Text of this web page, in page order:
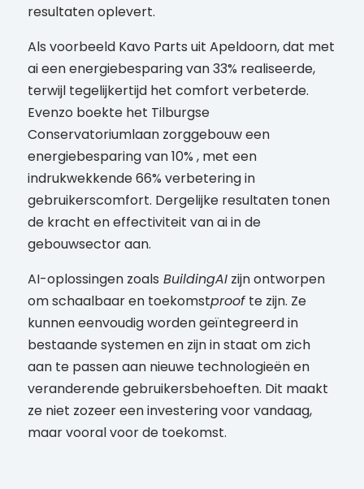
resultaten oplevert.
Als voorbeeld Kavo Parts uit Apeldoorn, dat met
ai een energiebesparing van 33% realiseerde,
terwijl tegelijkertijd het comfort verbeterde.
Evenzo boekte het Tilburgse
Conservatoriumlaan zorggebouw een
energiebesparing van 10% , met een
indrukwekkende 66% verbetering in
gebruikerscomfort. Dergelijke resultaten tonen
de kracht en effectiviteit van ai in de
gebouwsector aan.
AI-oplossingen zoals BuildingAIzijn ontworpen
om schaalbaar en toekomstproof te zijn. Ze
kunnen eenvoudig worden geïntegreerd in
bestaande systemen en zijn in staat om zich
aan te passen aan nieuwe technologieën en
veranderende gebruikersbehoeften. Dit maakt
ze niet zozeer een investering voor vandaag,
maar vooral voor de toekomst.